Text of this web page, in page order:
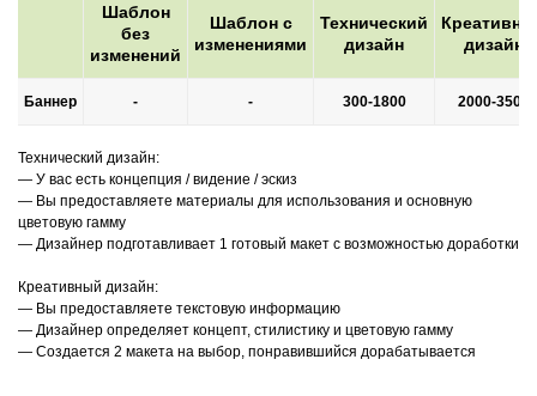
Шаблон
без
изменений
Шаблон с
изменениями
Технический
дизайн
дизайн
Баннер - - 300-1800 2000-3500
Технический дизайн:
— У вас есть концепция / видение / эскиз
— Вы предоставляете материалы для использования и основную
цветовую гамму
— Дизайнер подготавливает 1 готовый макет с возможностью доработки
Креативный дизайн:
— Вы предоставляете текстовую информацию
— Дизайнер определяет концепт, стилистику и цветовую гамму
— Создается 2 макета на выбор, понравившийся дорабатывается